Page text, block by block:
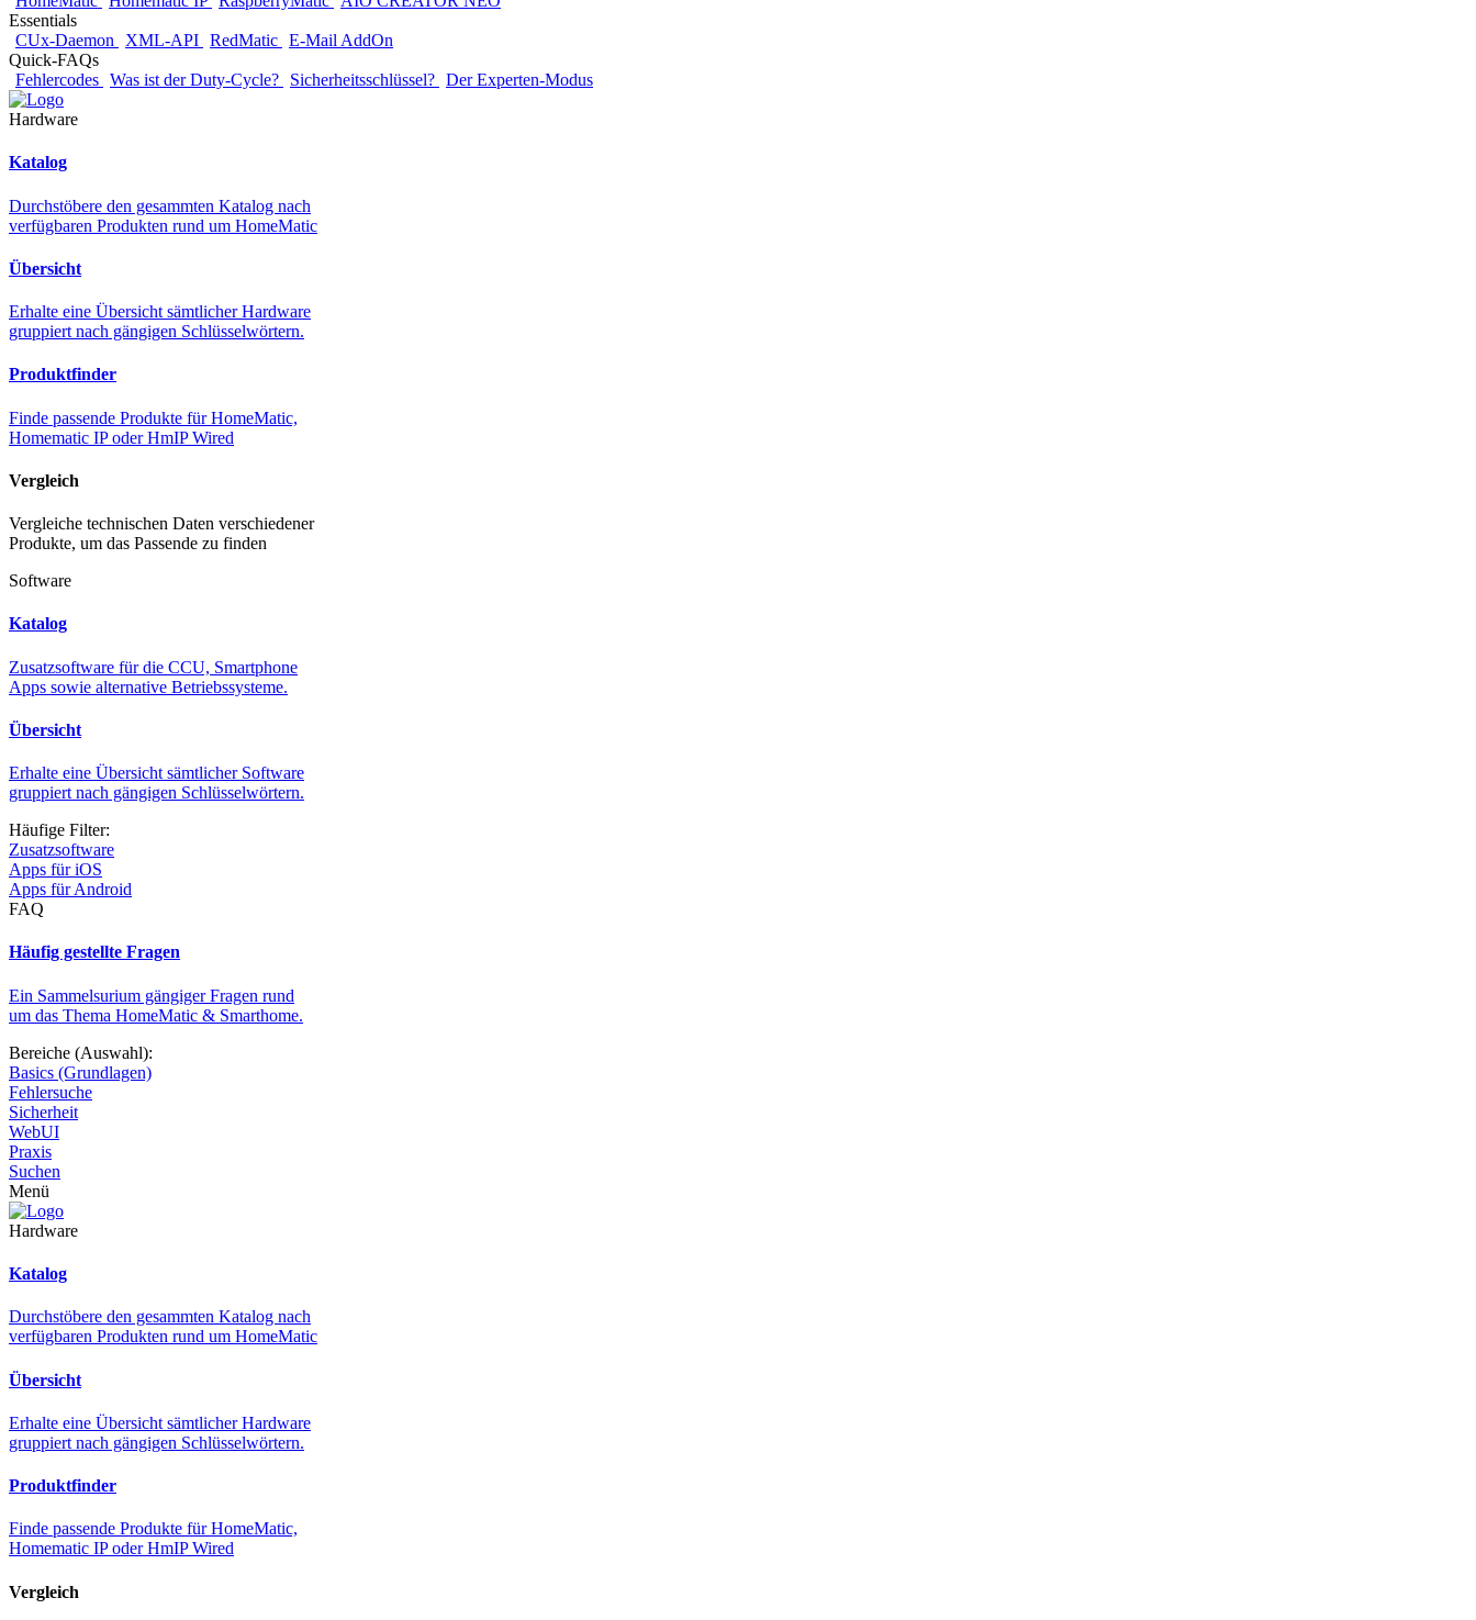
Essentials
CUx-Daemon
XML-API RedMatic E-Mail AddOn
Quick-FAQs
Fehlercodes Was ist der Duty-Cycle? Sicherheitsschlüssel? Der Experten-Modus
Hardware
Katalog
Durchstöbere den gesammten Katalog nach
verfügbaren Produkten rund um HomeMatic
Übersicht
Erhalte eine Übersicht sämtlicher Hardware
gruppiert nach gängigen Schlüsselwörtern.
Produktfinder
Finde passende Produkte für HomeMatic,
Homematic IP oder HmIP Wired
Vergleich
Vergleiche technischen Daten verschiedener
Produkte, um das Passende zu finden
Software
Katalog
Zusatzsoftware für die CCU, Smartphone
Apps sowie alternative Betriebssysteme.
Übersicht
Erhalte eine Übersicht sämtlicher Software
gruppiert nach gängigen Schlüsselwörtern.
Häufige Filter:
Zusatzsoftware
Apps für iOS
Apps für Android
FAQ
Häufig gestellte Fragen
Ein Sammelsurium gängiger Fragen rund
um das Thema HomeMatic & Smarthome.
Bereiche (Auswahl):
Basics (Grundlagen)
Fehlersuche
Sicherheit
WebUI
Praxis
Suchen
Menü
Hardware
Katalog
Durchstöbere den gesammten Katalog nach
verfügbaren Produkten rund um HomeMatic
Übersicht
Erhalte eine Übersicht sämtlicher Hardware
gruppiert nach gängigen Schlüsselwörtern.
Produktfinder
Finde passende Produkte für HomeMatic,
Homematic IP oder HmIP Wired
Vergleich